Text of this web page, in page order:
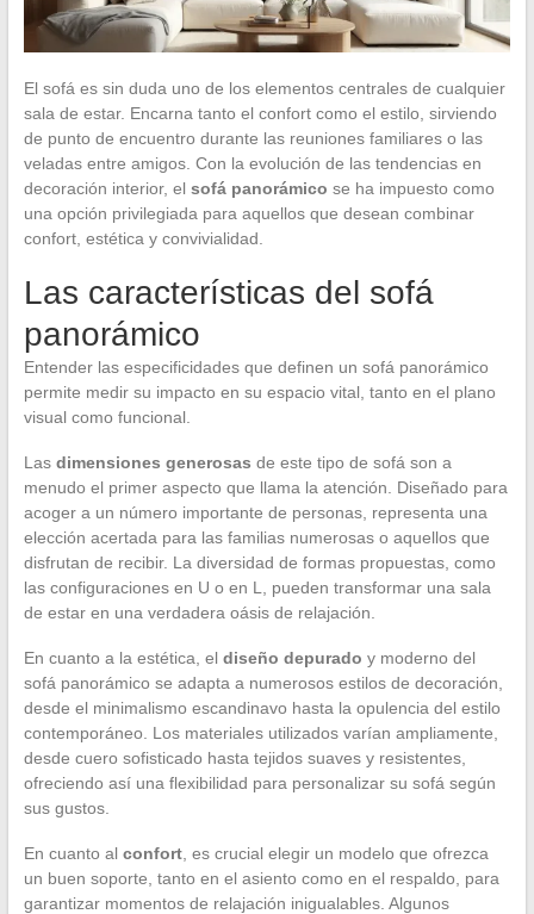
El sofá es sin duda uno de los elementos centrales de cualquier
sala de estar. Encarna tanto el confort como el estilo, sirviendo
de punto de encuentro durante las reuniones familiares o las
veladas entre amigos. Con la evolución de las tendencias en
decoración interior, el sofá panorámico se ha impuesto como
una opción privilegiada para aquellos que desean combinar
confort, estética y convivialidad.
Las características del sofá
panorámico
Entender las especificidades que definen un sofá panorámico
permite medir su impacto en su espacio vital, tanto en el plano
visual como funcional.
Las dimensiones generosas de este tipo de sofá son a
menudo el primer aspecto que llama la atención. Diseñado para
acoger a un número importante de personas, representa una
elección acertada para las familias numerosas o aquellos que
disfrutan de recibir. La diversidad de formas propuestas, como
las configuraciones en U o en L, pueden transformar una sala
de estar en una verdadera oásis de relajación.
En cuanto a la estética, el diseño depurado y moderno del
sofá panorámico se adapta a numerosos estilos de decoración,
desde el minimalismo escandinavo hasta la opulencia del estilo
contemporáneo. Los materiales utilizados varían ampliamente,
desde cuero sofisticado hasta tejidos suaves y resistentes,
ofreciendo así una flexibilidad para personalizar su sofá según
sus gustos.
En cuanto al confort, es crucial elegir un modelo que ofrezca
un buen soporte, tanto en el asiento como en el respaldo, para
garantizar momentos de relajación inigualables. Algunos